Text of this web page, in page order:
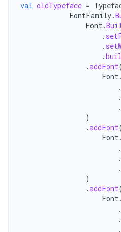
val oldTypeface =
FontFamily.
Font.
.
.
.
.addFont
Font.
.
.
.
)
.addFont
Font.
.
.
.
)
.addFont
Font.
.
.
.